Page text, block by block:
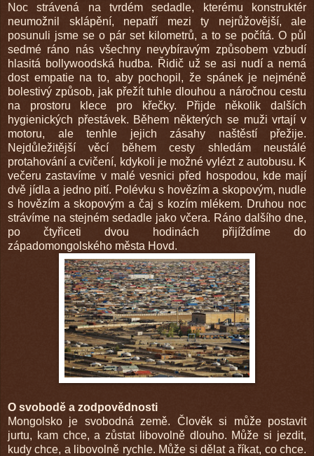
Noc strávená na tvrdém sedadle, kterému konstruktér
neumožnil sklápění, nepatří mezi ty nejrůžovější, ale
posunuli jsme se o pár set kilometrů, a to se počítá. O půl
sedmé ráno nás všechny nevybíravým způsobem vzbudí
hlasitá bollywoodská hudba. Řidič už se asi nudí a nemá
dost empatie na to, aby pochopil, že spánek je nejméně
bolestivý způsob, jak přežít tuhle dlouhou a náročnou cestu
na prostoru klece pro křečky. Přijde několik dalších
hygienických přestávek. Během některých se muži vrtají v
motoru, ale tenhle jejich zásahy naštěstí přežije.
Nejdůležitější věcí během cesty shledám neustálé
protahování a cvičení, kdykoli je možné vylézt z autobusu. K
večeru zastavíme v malé vesnici před hospodou, kde mají
dvě jídla a jedno pití. Polévku s hovězím a skopovým, nudle
s hovězím a skopovým a čaj s kozím mlékem. Druhou noc
strávíme na stejném sedadle jako včera. Ráno dalšího dne,
po čtyřiceti dvou hodinách přijíždíme do
západomongolského města Hovd.
O svobodě a zodpovědnosti
Mongolsko je svobodná země. Člověk si může postavit
jurtu, kam chce, a zůstat libovolně dlouho. Může si jezdit,
kudy chce, a libovolně rychle. Může si dělat a říkat, co chce.